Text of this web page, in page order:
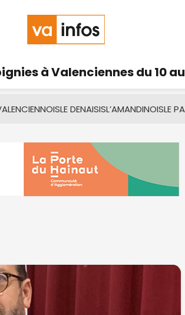
à Valenciennes du 10
LE DENAISISL’AMANDINOISLE